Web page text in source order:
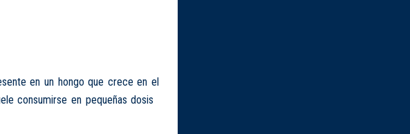
en un hongo que crece en el
consumirse en pequeñas dosis